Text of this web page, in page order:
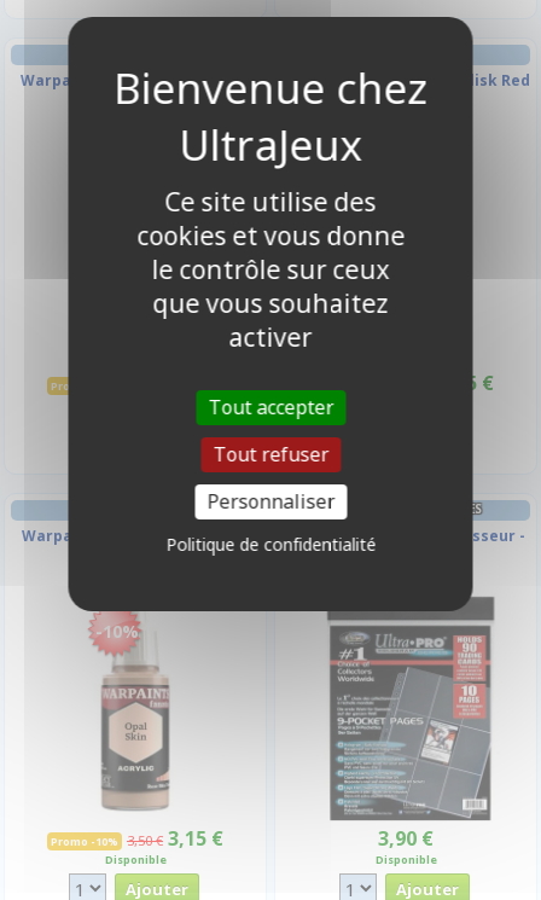
Warpaints Fanatic - Carnelian
Skin
Promo -10% 3,15 €
Warpaints Fanatic - Basilisk Red
3,15 €
Warpaints Fanatic - Opal Skin
-10%
Promo -10% 3,50 € 3,15 €
Disponible
CLASSEURS ET/OU FEUILLES
Lot De 10 Feuilles De Classeur -
3,90 €
Disponible
Ce site utilise des
cookies et vous donne
le contrôle sur ceux
que vous souhaitez
activer
Tout accepter
Tout refuser
Personnaliser
Politique de confidentialité